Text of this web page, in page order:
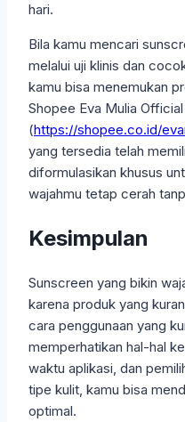
hari.
Bila kamu mencari
melalui uji klinis dan
kamu bisa menemukan
Shopee Eva Mulia
(https://shopee.co.id/
yang tersedia telah
diformulasikan khusus
wajahmu tetap cerah
Kesimpulan
Sunscreen yang bikin
karena produk yang
cara penggunaan yang
memperhatikan hal-hal
waktu aplikasi, dan
tipe kulit, kamu bisa
optimal.